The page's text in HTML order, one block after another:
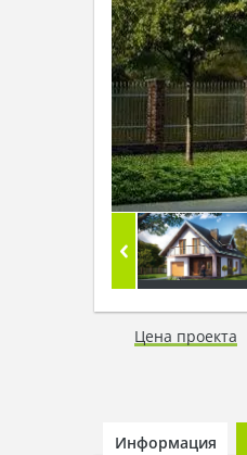
Цена проекта
Информация